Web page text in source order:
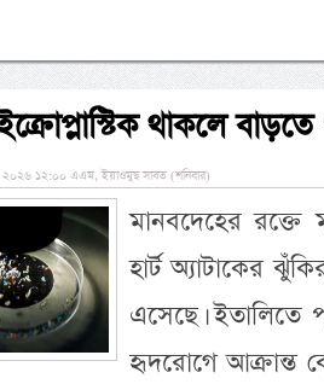
থাকলে
১২:০০ এএম, ইয়াওমুছ সাবত (শনিবার)
মানবদেহের রক্তে
হার্ট অ্যাটাকের
এসেছে। ইতালিতে
হৃদরোগে আক্রান্ত